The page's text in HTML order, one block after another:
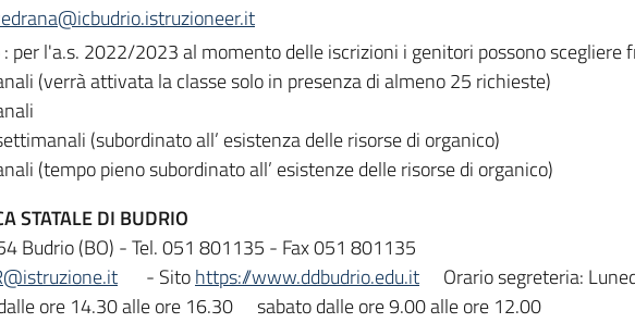
per l'a.s. 2022/2023 al momento delle iscrizioni i genitori possono
(verrà attivata la classe solo in presenza di almeno 25 richieste)
(subordinato all’ esistenza delle risorse di organico)
(tempo pieno subordinato all’ esistenze delle risorse di organico)
STATALE DI BUDRIO
Budrio (BO) - Tel. 051 801135 - Fax 051 801135
- Sitohttps://www.ddbudrio.edu.it
Orario segreteria:
ore 14.30 alle ore 16.30
sabato dalle ore 9.00 alle ore 12.00